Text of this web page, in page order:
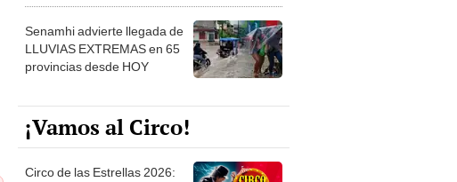
Senamhi advierte llegada de
LLUVIAS EXTREMAS en 65
provincias desde HOY
¡Vamos al Circo!
Circo de las Estrellas 2026: